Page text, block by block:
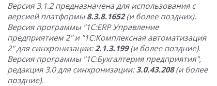
Версия 3.1.2 предназначена для использования с
версией платформы8.3.8.1652(и более поздних).
Версия программы "1С:ERP Управление
предприятием 2" и "1С:Комплексная автоматизация
2" для синхронизации:2.1.3.199(и более поздние).
Версия программы "1С:Бухгалтерия предприятия",
редакция 3.0 для синхронизации:3.0.43.208(и более
поздние).